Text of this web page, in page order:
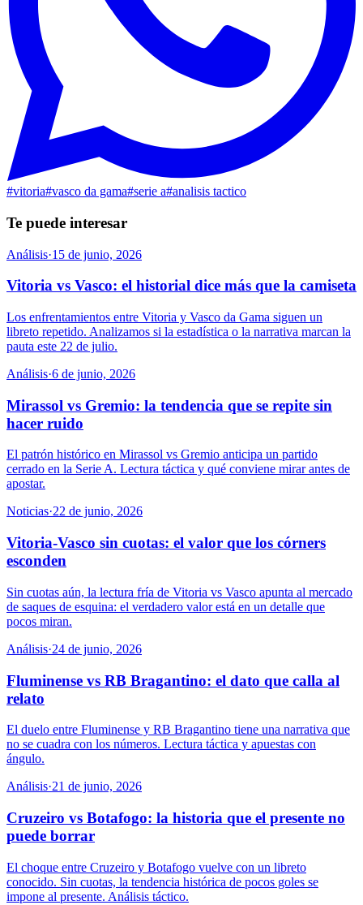
#vitoria#vasco da gama#serie a#analisis tactico
Te puede interesar
Análisis·15 de junio, 2026
Vitoria vs Vasco: el historial dice más que la camiseta
Los enfrentamientos entre Vitoria y Vasco da Gama siguen un
libreto repetido. Analizamos si la estadística o la narrativa marcan la
pauta este 22 de julio.
Análisis·6 de junio, 2026
Mirassol vs Gremio: la tendencia que se repite sin
hacer ruido
El patrón histórico en Mirassol vs Gremio anticipa un partido
cerrado en la Serie A. Lectura táctica y qué conviene mirar antes de
apostar.
Noticias·22 de junio, 2026
Vitoria-Vasco sin cuotas: el valor que los córners
esconden
Sin cuotas aún, la lectura fría de Vitoria vs Vasco apunta al mercado
de saques de esquina: el verdadero valor está en un detalle que
pocos miran.
Análisis·24 de junio, 2026
Fluminense vs RB Bragantino: el dato que calla al
relato
El duelo entre Fluminense y RB Bragantino tiene una narrativa que
no se cuadra con los números. Lectura táctica y apuestas con
ángulo.
Análisis·21 de junio, 2026
Cruzeiro vs Botafogo: la historia que el presente no
puede borrar
El choque entre Cruzeiro y Botafogo vuelve con un libreto
conocido. Sin cuotas, la tendencia histórica de pocos goles se
impone al presente. Análisis táctico.